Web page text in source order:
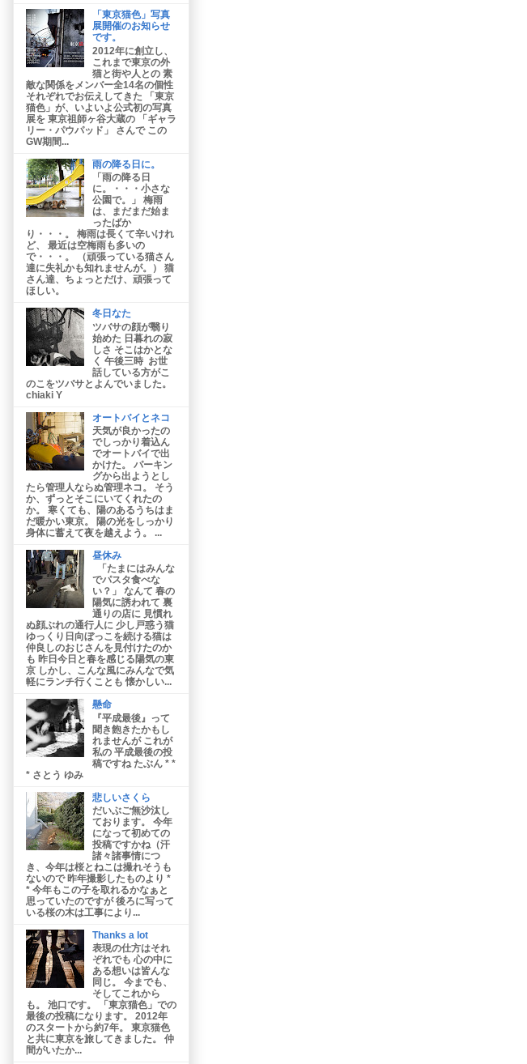
「東京猫色」写真
展開催のお知らせ
です。
2012年に創立し、
これまで東京の外
猫と街や人との 素
敵な関係をメンバー全14名の個性
それぞれでお伝えしてきた 「東京
猫色」が、いよいよ公式初の写真
展を 東京祖師ヶ谷大蔵の 「ギャラ
リー・パウパッド」 さんで この
GW期間...
雨の降る日に。
「雨の降る日
に。・・・小さな
公園で。」 梅雨
は、まだまだ始ま
ったばか
り・・・。 梅雨は長くて辛いけれ
ど、 最近は空梅雨も多いの
で・・・。 （頑張っている猫さん
達に失礼かも知れませんが。） 猫
さん達、ちょっとだけ、頑張って
ほしい。
冬日なた
ツバサの顔が翳り
始めた 日暮れの寂
しさ そこはかとな
く 午後三時 お世
話している方がこ
のこをツバサとよんでいました。
chiaki Y
オートバイとネコ
天気が良かったの
でしっかり着込ん
でオートバイで出
かけた。 パーキン
グから出ようとし
たら管理人ならぬ管理ネコ。 そう
か、ずっとそこにいてくれたの
か。 寒くても、陽のあるうちはま
だ暖かい東京。 陽の光をしっかり
身体に蓄えて夜を越えよう。 ...
昼休み
「たまにはみんな
でパスタ食べな
い？」 なんて 春の
陽気に誘われて 裏
通りの店に 見慣れ
ぬ顔ぶれの通行人に 少し戸惑う猫
ゆっくり日向ぼっこを続ける猫は
仲良しのおじさんを見付けたのか
も 昨日今日と春を感じる陽気の東
京 しかし、こんな風にみんなで気
軽にランチ行くことも 懐かしい...
懸命
『平成最後』って
聞き飽きたかもし
れませんが これが
私の 平成最後の投
稿ですね たぶん * *
* さとう ゆみ
悲しいさくら
だいぶご無沙汰し
ております。 今年
になって初めての
投稿ですかね（汗
諸々諸事情につ
き、今年は桜とねこは撮れそうも
ないので 昨年撮影したものより *
* 今年もこの子を取れるかなぁと
思っていたのですが 後ろに写って
いる桜の木は工事により...
Thanks a lot
表現の仕方はそれ
ぞれでも 心の中に
ある想いは皆んな
同じ。 今までも、
そしてこれから
も。 池口です。 「東京猫色」での
最後の投稿になります。 2012年
のスタートから約7年。 東京猫色
と共に東京を旅してきました。 仲
間がいたか...